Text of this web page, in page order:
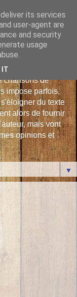
510 traductions -
chansons de
impose parfois,
du texte
alors de fournir
mais vont
opinions et
▼
its services
user-agent are
and security
usage
IT